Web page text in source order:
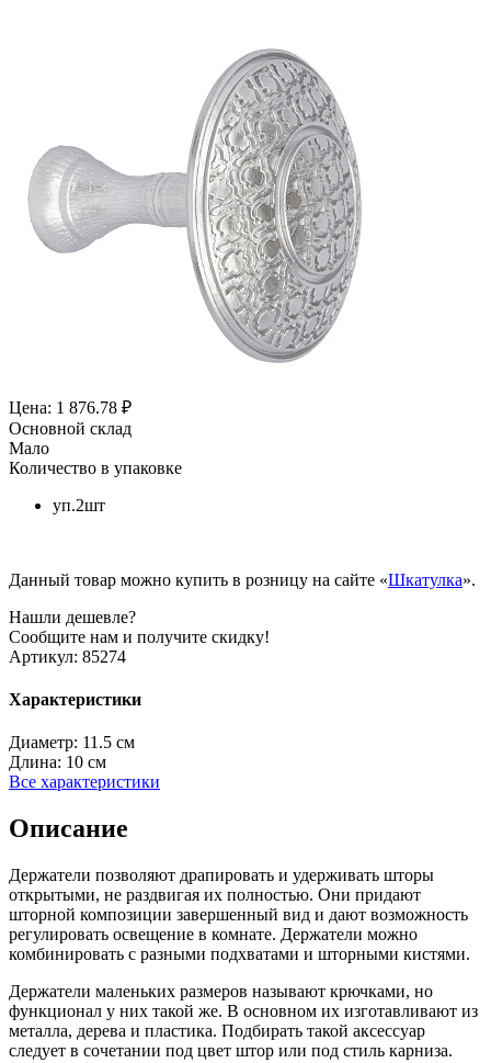
Цена: 1 876.78 ₽
Основной склад
Мало
Количество в упаковке
уп.2шт
Данный товар можно купить в розницу на сайте «Шкатулка».
Нашли дешевле?
Сообщите нам и получите скидку!
Артикул: 85274
Характеристики
Диаметр: 11.5 см
Длина: 10 см
Все характеристики
Описание
Держатели позволяют драпировать и удерживать шторы
открытыми, не раздвигая их полностью. Они придают
шторной композиции завершенный вид и дают возможность
регулировать освещение в комнате. Держатели можно
комбинировать с разными подхватами и шторными кистями.
Держатели маленьких размеров называют крючками, но
функционал у них такой же. В основном их изготавливают из
металла, дерева и пластика. Подбирать такой аксессуар
следует в сочетании под цвет штор или под стиль карниза.